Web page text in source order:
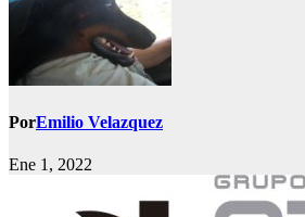
PorEmilio Velazquez
Ene 1, 2022